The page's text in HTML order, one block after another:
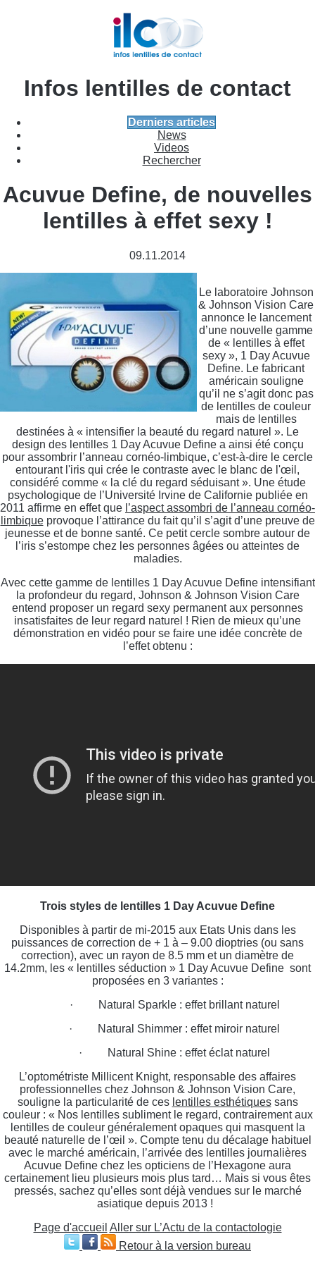
Infos lentilles de contact
Derniers articles
News
Videos
Rechercher
Acuvue Define, de nouvelles
lentilles à effet sexy !
09.11.2014
Le laboratoire Johnson
& Johnson Vision Care
annonce le lancement
d’une nouvelle gamme
de « lentilles à effet
sexy », 1 Day Acuvue
Define. Le fabricant
américain souligne
qu’il ne s’agit donc pas
de lentilles de couleur
mais de lentilles
destinées à « intensifier la beauté du regard naturel ». Le
design des lentilles 1 Day Acuvue Define a ainsi été conçu
pour assombrir l’anneau cornéo-limbique, c’est-à-dire le cercle
entourant l'iris qui crée le contraste avec le blanc de l'œil,
considéré comme « la clé du regard séduisant ». Une étude
psychologique de l’Université Irvine de Californie publiée en
2011 affirme en effet que l’aspect assombri de l’anneau cornéo-
limbiqueprovoque l’attirance du fait qu’il s’agit d’une preuve de
jeunesse et de bonne santé. Ce petit cercle sombre autour de
l’iris s’estompe chez les personnes âgées ou atteintes de
maladies.
Avec cette gamme de lentilles 1 Day Acuvue Define intensifiant
la profondeur du regard, Johnson & Johnson Vision Care
entend proposer un regard sexy permanent aux personnes
insatisfaites de leur regard naturel ! Rien de mieux qu’une
démonstration en vidéo pour se faire une idée concrète de
l’effet obtenu :
Trois styles de lentilles 1 Day Acuvue Define
Disponibles à partir de mi-2015 aux Etats Unis dans les
puissances de correction de + 1 à – 9.00 dioptries (ou sans
correction), avec un rayon de 8.5 mm et un diamètre de
14.2mm, les « lentilles séduction » 1 Day Acuvue Define sont
proposées en 3 variantes :
· Natural Sparkle : effet brillant naturel
· Natural Shimmer : effet miroir naturel
· Natural Shine : effet éclat naturel
L’optométriste Millicent Knight, responsable des affaires
professionnelles chez Johnson & Johnson Vision Care,
souligne la particularité de ces lentilles esthétiquessans
couleur : « Nos lentilles subliment le regard, contrairement aux
lentilles de couleur généralement opaques qui masquent la
beauté naturelle de l’œil ». Compte tenu du décalage habituel
avec le marché américain, l’arrivée des lentilles journalières
Acuvue Define chez les opticiens de l’Hexagone aura
certainement lieu plusieurs mois plus tard… Mais si vous êtes
pressés, sachez qu’elles sont déjà vendues sur le marché
asiatique depuis 2013 !
Page d'accueil Aller sur L’Actu de la contactologie
Retour à la version bureau